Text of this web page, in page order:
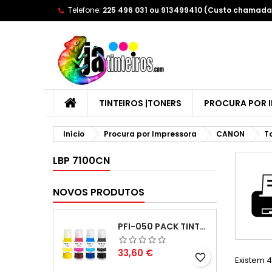
Telefone: 225 496 031 ou 913499410 (Custo
TINTEIROS |TONERS PROCURA POR
Início Procura por Impressora CANON
LBP 7100CN
NOVOS PRODUTOS
PFI-050 PACK TINTAS COMPATIVEIS
Preço
33,60 € favorite_border Existem